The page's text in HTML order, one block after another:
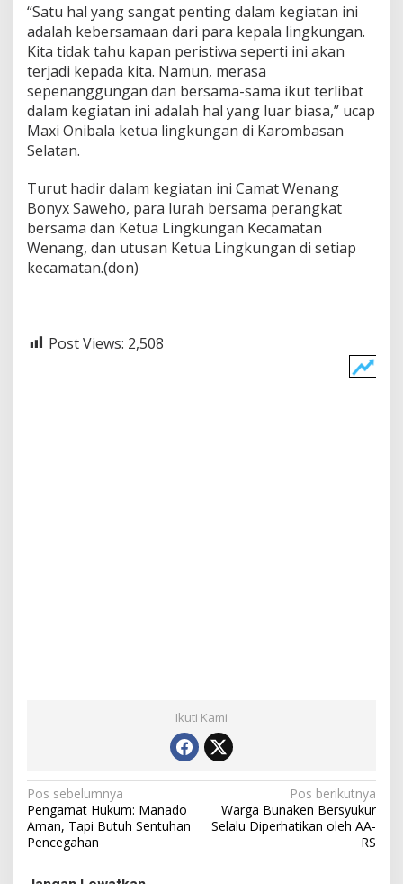
“Satu hal yang sangat penting dalam kegiatan ini
adalah kebersamaan dari para kepala lingkungan.
Kita tidak tahu kapan peristiwa seperti ini akan
terjadi kepada kita. Namun, merasa
sepenanggungan dan bersama-sama ikut terlibat
dalam kegiatan ini adalah hal yang luar biasa,” ucap
Maxi Onibala ketua lingkungan di Karombasan
Selatan.
Turut hadir dalam kegiatan ini Camat Wenang
Bonyx Saweho, para lurah bersama perangkat
bersama dan Ketua Lingkungan Kecamatan
Wenang, dan utusan Ketua Lingkungan di setiap
kecamatan.(don)
Post Views: 2,508
Ikuti Kami
N
a
v
i
Pos sebelumnya
Pengamat Hukum: Manado
Aman, Tapi Butuh Sentuhan
Pencegahan
Pos berikutnya
Warga Bunaken Bersyukur
Selalu Diperhatikan oleh AA-
RS